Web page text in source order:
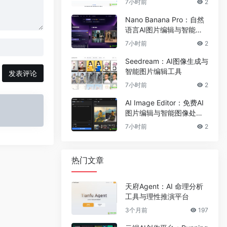
发表评论
7小时前 2
Nano Banana Pro：自然
语言AI图片编辑与智能图
像处理工具
7小时前 2
Seedream：AI图像生成与
智能图片编辑工具
7小时前 2
AI Image Editor：免费AI
图片编辑与智能图像处理
工具
7小时前 2
热门文章
天府Agent：AI 命理分析
工具与理性推演平台
3个月前 197